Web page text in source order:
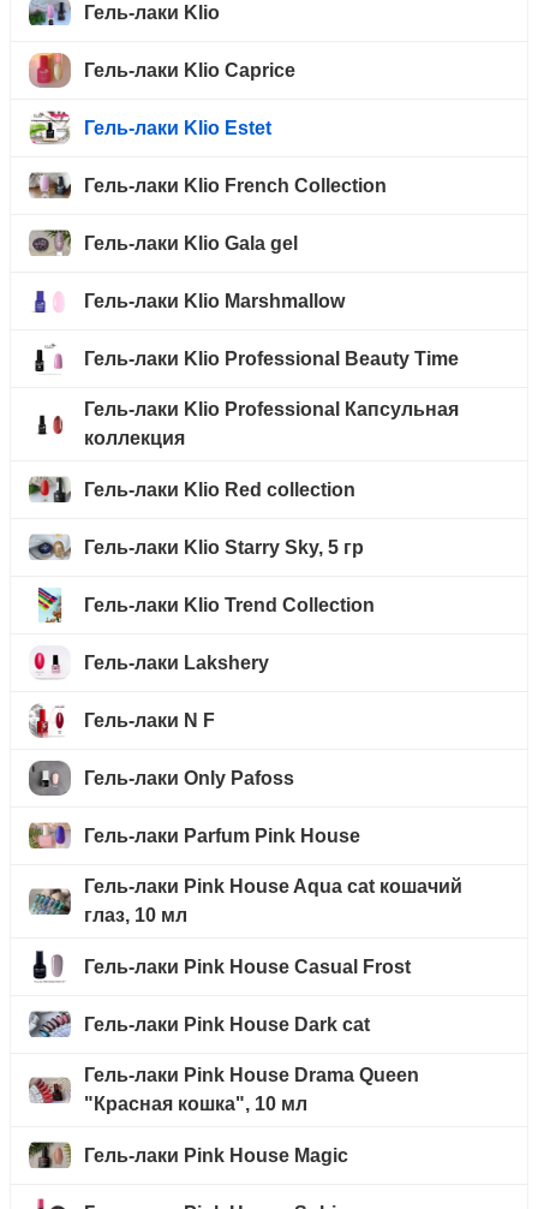
Гель-лаки Klio
Гель-лаки Klio Caprice
Гель-лаки Klio Estet
Гель-лаки Klio French Collection
Гель-лаки Klio Gala gel
Гель-лаки Klio Marshmallow
Гель-лаки Klio Professional Beauty Time
Гель-лаки Klio Professional Капсульная
коллекция
Гель-лаки Klio Red collection
Гель-лаки Klio Starry Sky, 5 гр
Гель-лаки Klio Trend Collection
Гель-лаки Lakshery
Гель-лаки N F
Гель-лаки Only Pafoss
Гель-лаки Parfum Pink House
Гель-лаки Pink House Aqua cat кошачий
глаз, 10 мл
Гель-лаки Pink House Casual Frost
Гель-лаки Pink House Dark cat
Гель-лаки Pink House Drama Queen
"Красная кошка", 10 мл
Гель-лаки Pink House Magic